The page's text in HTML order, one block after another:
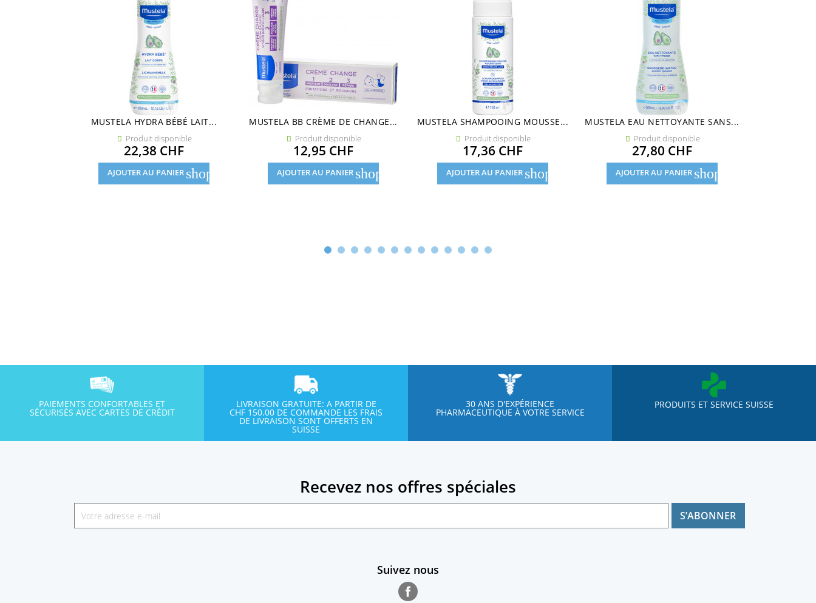
MUSTELA HYDRA BÉBÉ LAIT...
 Produit disponible
Prix
22,38 CHF
AJOUTER AU PANIER shopping_cart
MUSTELA BB CRÈME DE CHANGE...
 Produit disponible
Prix
12,95 CHF
AJOUTER AU PANIER shopping_cart
MUSTELA SHAMPOOING MOUSSE...
 Produit disponible
Prix
17,36 CHF
AJOUTER AU PANIER shopping_cart
MUSTELA EAU NETTOYANTE SANS...
 Produit disponible
Prix
27,80 CHF
AJOUTER AU PANIER shopping_cart
PAIEMENTS CONFORTABLES ET
SÉCURISÉS AVEC CARTES DE CRÉDIT
LIVRAISON GRATUITE: A PARTIR DE
CHF 150.00 DE COMMANDE LES FRAIS
DE LIVRAISON SONT OFFERTS EN
SUISSE
30 ANS D'EXPÉRIENCE
PHARMACEUTIQUE À VOTRE SERVICE
PRODUITS ET SERVICE SUISSE
Recevez nos offres spéciales
Suivez nous